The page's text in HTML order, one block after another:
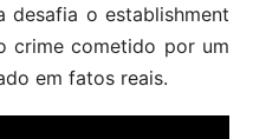
desafia o establishment
crime cometido por um
em fatos reais.